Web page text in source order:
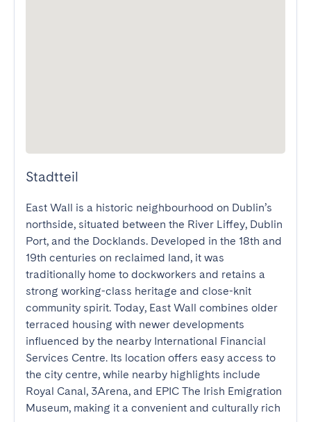
Stadtteil
East Wall is a historic neighbourhood on Dublin’s
northside, situated between the River Liffey, Dublin
Port, and the Docklands. Developed in the 18th and
19th centuries on reclaimed land, it was
traditionally home to dockworkers and retains a
strong working-class heritage and close-knit
community spirit. Today, East Wall combines older
terraced housing with newer developments
influenced by the nearby International Financial
Services Centre. Its location offers easy access to
the city centre, while nearby highlights include
Royal Canal, 3Arena, and EPIC The Irish Emigration
Museum, making it a convenient and culturally rich